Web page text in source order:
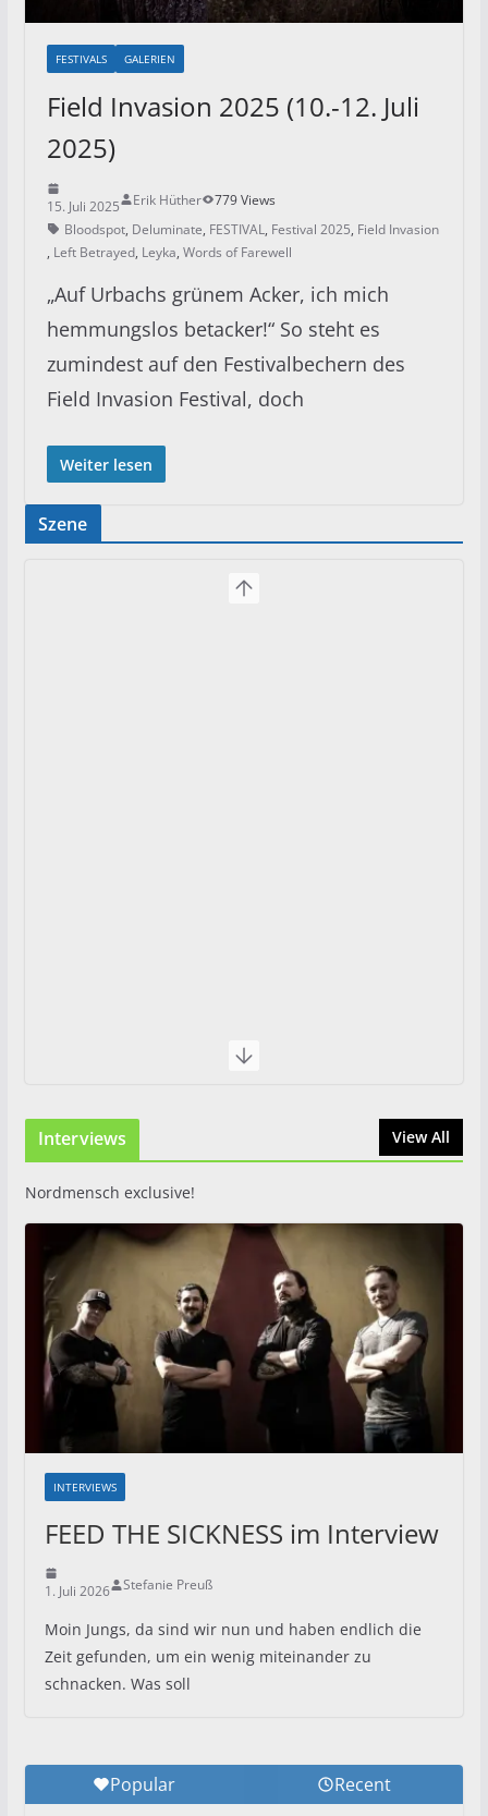
FESTIVALS GALERIEN
Field Invasion 2025 (10.-12. Juli
2025)
15. Juli 2025 Erik Hüther
779 Views
Bloodspot, Deluminate, FESTIVAL, Festival 2025, Field Invasion
, Left Betrayed, Leyka, Words of Farewell
„Auf Urbachs grünem Acker, ich mich
hemmungslos betacker!“ So steht es
zumindest auf den Festivalbechern des
Field Invasion Festival, doch
Weiter lesen
Szene
Interviews View All
Nordmensch exclusive!
INTERVIEWS
FEED THE SICKNESS im Interview
1. Juli 2026 Stefanie Preuß
Moin Jungs, da sind wir nun und haben endlich die
Zeit gefunden, um ein wenig miteinander zu
schnacken. Was soll
Popular Recent